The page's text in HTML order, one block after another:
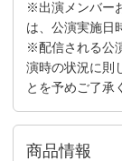
※出演メンバー
は、公演実施日
※配信される公
演時の状況に則
とを予めご了承
商品情報